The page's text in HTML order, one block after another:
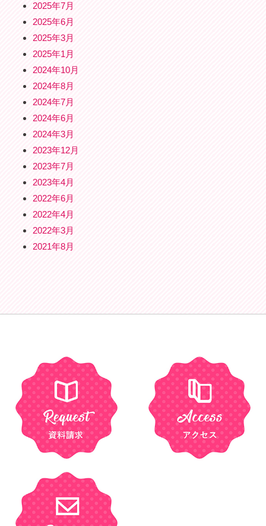
2025年7月
2025年6月
2025年3月
2025年1月
2024年10月
2024年8月
2024年7月
2024年6月
2024年3月
2023年12月
2023年7月
2023年4月
2022年6月
2022年4月
2022年3月
2021年8月